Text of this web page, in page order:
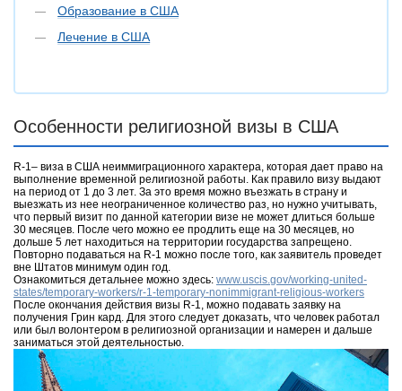
Образование в США
Лечение в США
Особенности религиозной визы в США
R-1– виза в США неиммиграционного характера, которая дает право на
выполнение временной религиозной работы. Как правило визу выдают
на период от 1 до 3 лет. За это время можно въезжать в страну и
выезжать из нее неограниченное количество раз, но нужно учитывать,
что первый визит по данной категории визе не может длиться больше
30 месяцев. После чего можно ее продлить еще на 30 месяцев, но
дольше 5 лет находиться на территории государства запрещено.
Повторно подаваться на R-1 можно после того, как заявитель проведет
вне Штатов минимум один год.
Ознакомиться детальнее можно здесь: www.uscis.gov/working-united-
states/temporary-workers/r-1-temporary-nonimmigrant-religious-workers
После окончания действия визы R-1, можно подавать заявку на
получения Грин кард. Для этого следует доказать, что человек работал
или был волонтером в религиозной организации и намерен и дальше
заниматься этой деятельностью.